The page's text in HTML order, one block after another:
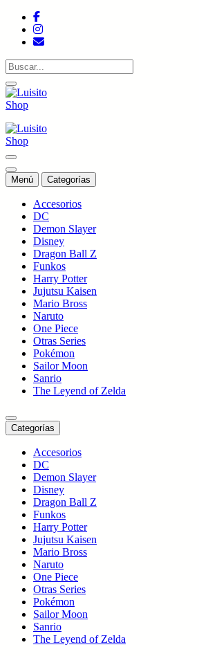
Saltar
contenido
Tienda de colecciones
Menú Categorías
Accesorios
DC
Demon Slayer
Disney
Dragon Ball Z
Funkos
Harry Potter
Jujutsu Kaisen
Mario Bross
Naruto
One Piece
Otras Series
Pokémon
Sailor Moon
Sanrio
The Leyend of Zelda
Categorías
Accesorios
DC
Demon Slayer
Disney
Dragon Ball Z
Funkos
Harry Potter
Jujutsu Kaisen
Mario Bross
Naruto
One Piece
Otras Series
Pokémon
Sailor Moon
Sanrio
The Leyend of Zelda